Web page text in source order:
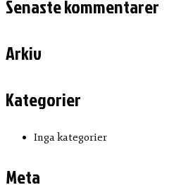
Senaste kommentarer
Arkiv
Kategorier
Inga kategorier
Meta